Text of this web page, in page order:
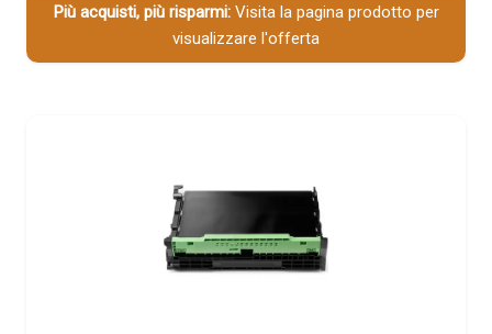
Più acquisti, più risparmi:Visita la pagina prodotto per
visualizzare l'offerta